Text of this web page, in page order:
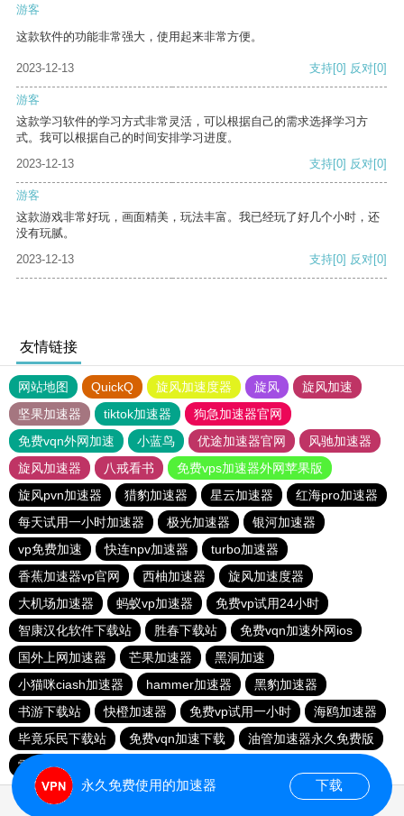
游客
这款软件的功能非常强大，使用起来非常方便。
2023-12-13 支持[0] 反对[0]
游客
这款学习软件的学习方式非常灵活，可以根据自己的需求选择学习方
式。我可以根据自己的时间安排学习进度。
2023-12-13
支持[0] 反对[0]
游客
这款游戏非常好玩，画面精美，玩法丰富。我已经玩了好几个小时，还
没有玩腻。
2023-12-13
支持[0] 反对[0]
友情链接
网站地图 QuickQ 旋风加速度器 旋风
旋风加速
坚果加速器
tiktok加速器
狗急加速器官网
免费vqn外网加速
小蓝鸟 优途加速器官网
风驰加速器
旋风加速器
八戒看书
免费vps加速器外网苹果版
旋风pvn加速器
猎豹加速器 星云加速器
红海pro加速器
每天试用一小时加速器
极光加速器
银河加速器
vp免费加速
快连npv加速器
turbo加速器
香蕉加速器vp官网
西柚加速器
旋风加速度器
大机场加速器
蚂蚁vp加速器
免费vp试用24小时
智康汉化软件下载站
胜春下载站
免费vqn加速外网ios
国外上网加速器
芒果加速器
黑洞加速
小猫咪ciash加速器
hammer加速器
黑豹加速器
书游下载站
快橙加速器 免费vp试用一小时
海鸥加速器
毕竟乐民下载站
免费vqn加速下载
油管加速器永久免费版
雷霆加速免费永久
永久免费使用的加速器 下载